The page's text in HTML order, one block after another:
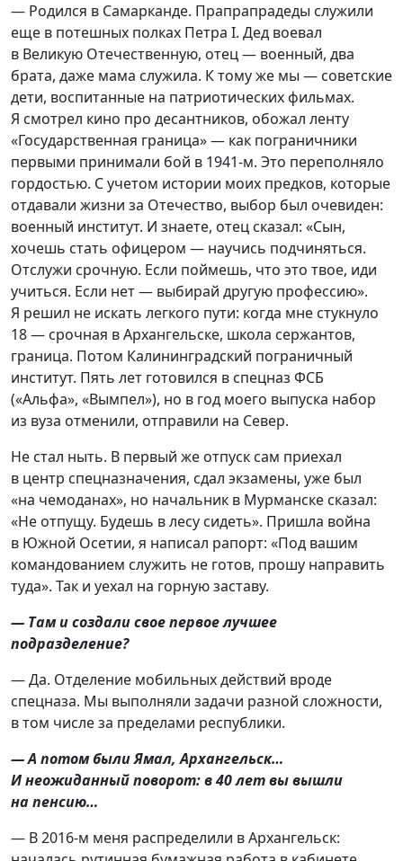
— Родился в Самарканде. Прапрапрадеды служили
еще в потешных полках Петра I. Дед воевал
в Великую Отечественную, отец — военный, два
брата, даже мама служила. К тому же мы — советские
дети, воспитанные на патриотических фильмах.
Я смотрел кино про десантников, обожал ленту
«Государственная граница» — как пограничники
первыми принимали бой в 1941-м. Это переполняло
гордостью. С учетом истории моих предков, которые
отдавали жизни за Отечество, выбор был очевиден:
военный институт. И знаете, отец сказал: «Сын,
хочешь стать офицером — научись подчиняться.
Отслужи срочную. Если поймешь, что это твое, иди
учиться. Если нет — выбирай другую профессию».
Я решил не искать легкого пути: когда мне стукнуло
18 — срочная в Архангельске, школа сержантов,
граница. Потом Калининградский пограничный
институт. Пять лет готовился в спецназ ФСБ
(«Альфа», «Вымпел»), но в год моего выпуска набор
из вуза отменили, отправили на Север.
Не стал ныть. В первый же отпуск сам приехал
в центр спецназначения, сдал экзамены, уже был
«на чемоданах», но начальник в Мурманске сказал:
«Не отпущу. Будешь в лесу сидеть». Пришла война
в Южной Осетии, я написал рапорт: «Под вашим
командованием служить не готов, прошу направить
туда». Так и уехал на горную заставу.
— Там и создали свое первое лучшее
подразделение?
— Да. Отделение мобильных действий вроде
спецназа. Мы выполняли задачи разной сложности,
в том числе за пределами республики.
— А потом были Ямал, Архангельск…
И неожиданный поворот: в 40 лет вы вышли
на пенсию…
— В 2016-м меня распределили в Архангельск: